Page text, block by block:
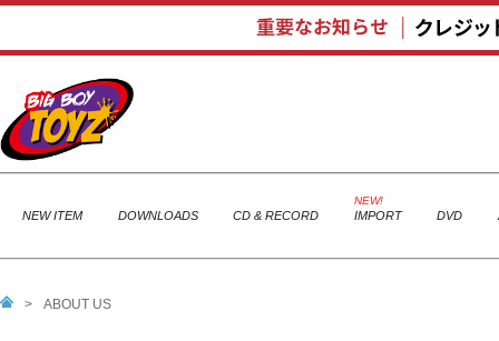
NEW ITEM DOWNLOADS CD & RECORD IMPORT DVD
> ABOUT US